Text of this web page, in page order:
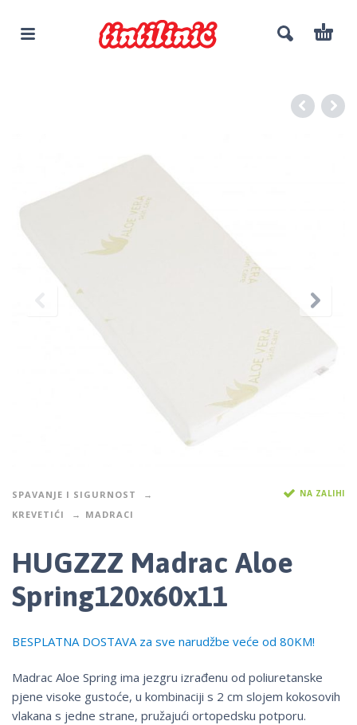
SPAVANJE I SIGURNOST
KREVETIĆI
MADRACI
NA ZALIHI
HUGZZZ Madrac Aloe
Spring120x60x11
BESPLATNA DOSTAVA za sve narudžbe veće od 80KM!
Madrac Aloe Spring ima jezgru izrađenu od poliuretanske
pjene visoke gustoće, u kombinaciji s 2 cm slojem kokosovih
vlakana s jedne strane, pružajući ortopedsku potporu.